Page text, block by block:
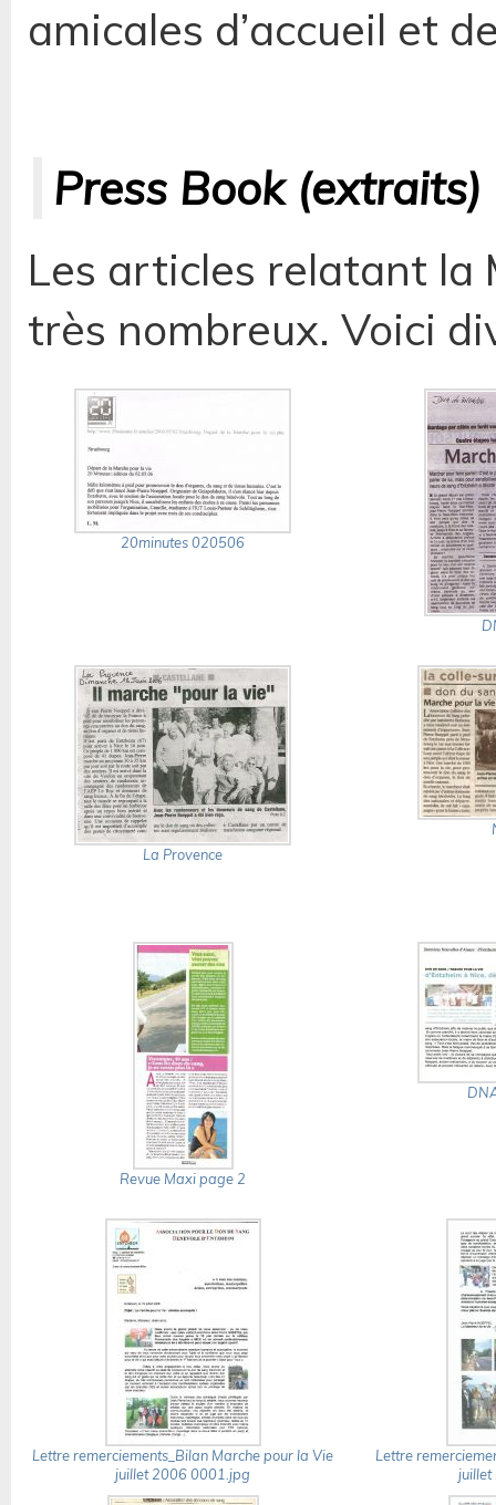
amicales d’accueil et
Press Book (extraits)
Les articles relatant la
très nombreux. Voici
20minutes 020506
La Provence
Revue Maxi page 2
Lettre remerciements_Bilan Marche pour la Vie
juillet 2006 0001.jpg
Lettre